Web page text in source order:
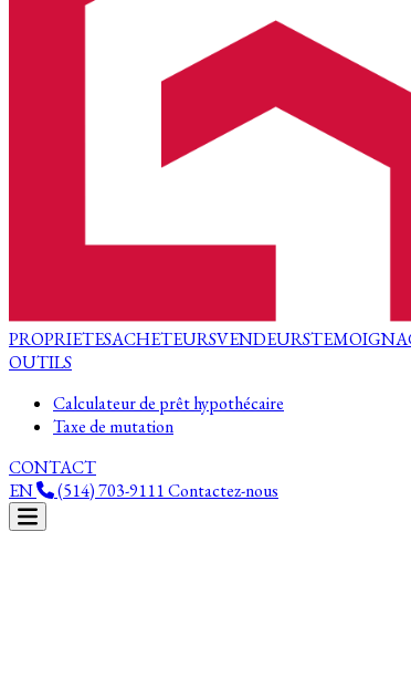
PROPRIETESACHETEURSVENDEURS
OUTILS
Calculateur de prêt hypothécaire
Taxe de mutation
CONTACT
EN
(514) 703-9111Contactez-nous